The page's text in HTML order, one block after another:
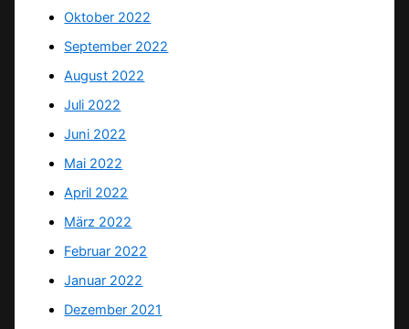
Oktober 2022
September 2022
August 2022
Juli 2022
Juni 2022
Mai 2022
April 2022
März 2022
Februar 2022
Januar 2022
Dezember 2021